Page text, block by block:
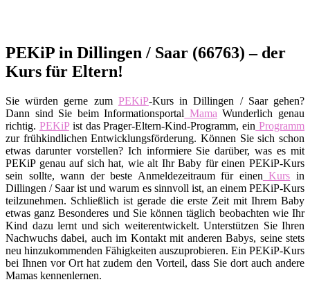
PEKiP in Dillingen / Saar (66763) – der
Kurs für Eltern!
Sie würden gerne zum PEKiP-Kurs in Dillingen / Saar gehen?
Dann sind Sie beim Informationsportal Mama Wunderlich genau
richtig. PEKiPist das Prager-Eltern-Kind-Programm, ein Programm
zur frühkindlichen Entwicklungsförderung. Können Sie sich schon
etwas darunter vorstellen? Ich informiere Sie darüber, was es mit
PEKiP genau auf sich hat, wie alt Ihr Baby für einen PEKiP-Kurs
sein sollte, wann der beste Anmeldezeitraum für einen Kurs in
Dillingen / Saar ist und warum es sinnvoll ist, an einem PEKiP-Kurs
teilzunehmen. Schließlich ist gerade die erste Zeit mit Ihrem Baby
etwas ganz Besonderes und Sie können täglich beobachten wie Ihr
Kind dazu lernt und sich weiterentwickelt. Unterstützen Sie Ihren
Nachwuchs dabei, auch im Kontakt mit anderen Babys, seine stets
neu hinzukommenden Fähigkeiten auszuprobieren. Ein PEKiP-Kurs
bei Ihnen vor Ort hat zudem den Vorteil, dass Sie dort auch andere
Mamas kennenlernen.